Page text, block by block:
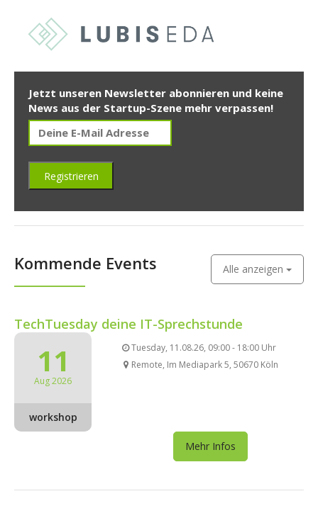
Jetzt unseren Newsletter abonnieren und keine
News aus der Startup-Szene mehr verpassen!
Kommende Events Alle anzeigen
TechTuesday deine IT-Sprechstunde
11
Aug 2026
workshop
Tuesday, 11.08.26, 09:00 - 18:00 Uhr
Remote, Im Mediapark 5, 50670 Köln
Mehr Infos